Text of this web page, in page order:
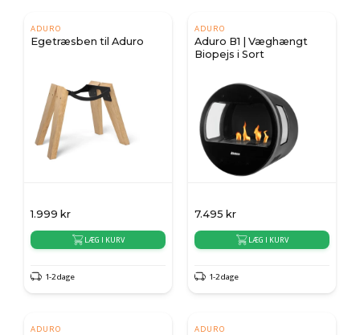
ADURO
Egetræsben til Aduro
1.999 kr
LÆG I KURV
1-2 dage
ADURO
Aduro B1 | Væghængt
Biopejs i Sort
7.495 kr
LÆG I KURV
1-2 dage
ADURO ADURO